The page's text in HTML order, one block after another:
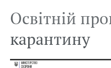
Освітній
карантину